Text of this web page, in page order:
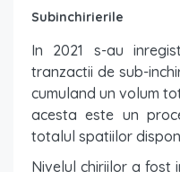
Subinchirierile
In 2021 s-au
tranzactii de sub-
cumuland un volum
acesta este un
totalul spatiilor
Nivelul chiriilor a fost